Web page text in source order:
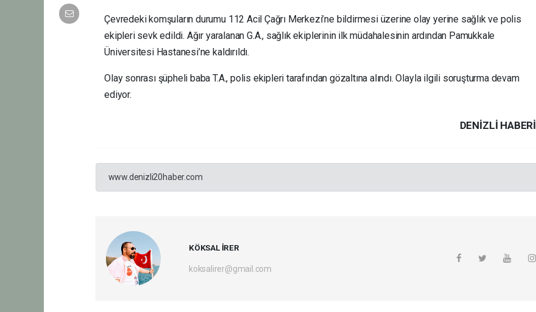
Çevredeki komşuların durumu 112 Acil Çağrı Merkezi’ne bildirmesi üzerine olay yerine sağlık ve polis
ekipleri sevk edildi. Ağır yaralanan G.A., sağlık ekiplerinin ilk müdahalesinin ardından Pamukkale
Üniversitesi Hastanesi’ne kaldırıldı.
Olay sonrası şüpheli baba T.A., polis ekipleri tarafından gözaltına alındı. Olayla ilgili soruşturma devam
ediyor.
DENIZLI HABERİ
www.denizli20haber.com
KÖKSAL İRER
koksalirer@gmail.com